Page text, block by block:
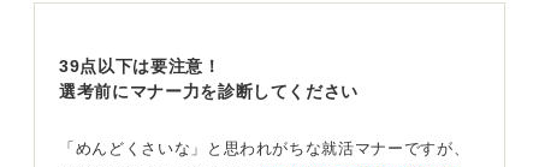
ださいね。
39点以下は要注意！
選考前にマナー力を診断してください
「めんどくさいな」と思われがちな就活マナーですが、